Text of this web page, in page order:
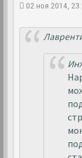
02 ноя 2014,